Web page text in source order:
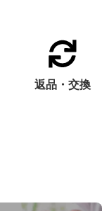
返品・交換